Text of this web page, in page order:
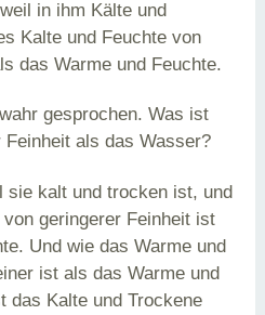
in ihm Kälte und
Kalte und Feuchte von
das Warme und Feuchte.
gesprochen. Was ist
als das Wasser?
sie kalt und trocken ist, und
geringerer Feinheit ist
Und wie das Warme und
ist als das Warme und
das Kalte und Trockene